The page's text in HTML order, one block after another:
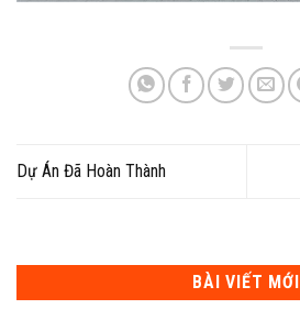
Dự Án Đã Hoàn Thành
BÀI VIẾT MỚI